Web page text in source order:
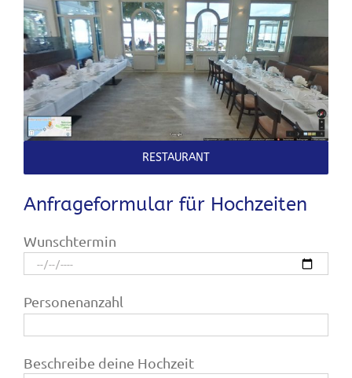
RESTAURANT
Anfrageformular für Hochzeiten
Wunschtermin
Personenanzahl
Beschreibe deine Hochzeit